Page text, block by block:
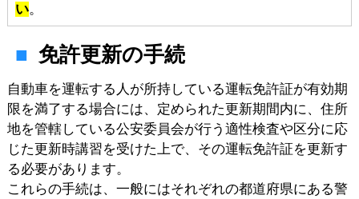
い。
免許更新の手続
自動車を運転する人が所持している運転免許証が有効期
限を満了する場合には、定められた更新期間内に、住所
地を管轄している公安委員会が行う適性検査や区分に応
じた更新時講習を受けた上で、その運転免許証を更新す
る必要があります。
これらの手続は、一般にはそれぞれの都道府県にある警